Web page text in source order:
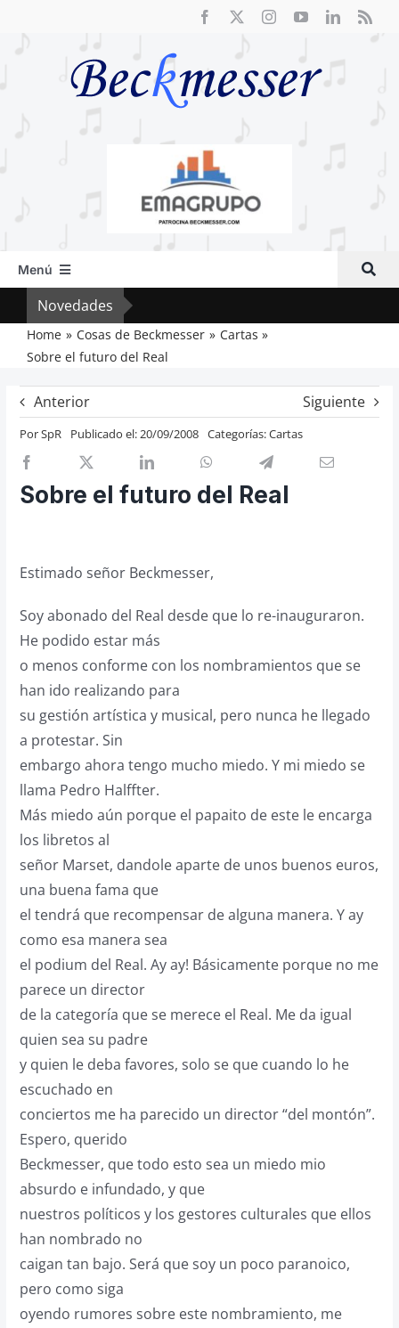
Menú
Inicio
Actual
Artículos
Crítica
Previos de ópera
Cosas de Beckmesser
Buscar:
Novedades
Home Cosas de Beckmesser
Cartas
Sobre el futuro del Real
Anterior Siguiente
PorSpR Publicado el: 20/09/2008 Categorías:Cartas
Sobre el futuro del Real
Estimado señor Beckmesser,
Soy abonado del Real desde que lo re-inauguraron.
He podido estar más
o menos conforme con los nombramientos que se
han ido realizando para
su gestión artística y musical, pero nunca he llegado
a protestar. Sin
embargo ahora tengo mucho miedo. Y mi miedo se
llama Pedro Halffter.
Más miedo aún porque el papaito de este le encarga
los libretos al
señor Marset, dandole aparte de unos buenos euros,
una buena fama que
el tendrá que recompensar de alguna manera. Y ay
como esa manera sea
el podium del Real. Ay ay! Básicamente porque no me
parece un director
de la categoría que se merece el Real. Me da igual
quien sea su padre
y quien le deba favores, solo se que cuando lo he
escuchado en
conciertos me ha parecido un director “del montón”.
Espero, querido
Beckmesser, que todo esto sea un miedo mio
absurdo e infundado, y que
nuestros políticos y los gestores culturales que ellos
han nombrado no
caigan tan bajo. Será que soy un poco paranoico,
pero como siga
oyendo rumores sobre este nombramiento, me